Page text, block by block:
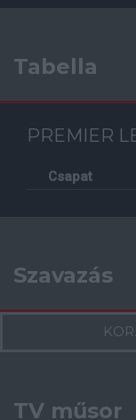
Tabella
PREMIER
Csapat
Szavazás
TV műsor